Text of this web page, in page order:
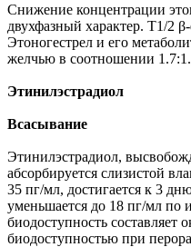
Снижение концентрации
двухфазный характер. T1/2
Этоногестрел и его
желчью в соотношении
Этинилэстрадиол
Всасывание
Этинилэстрадиол,
абсорбируется слизистой
35 пг/мл, достигается к 3
уменьшается до 18 пг/мл по
биодоступность составляет
биодоступностью при